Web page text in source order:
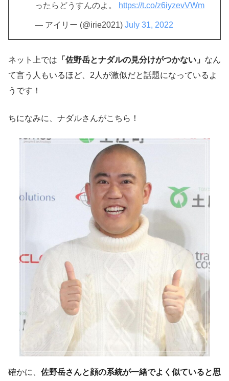
ったらどうすんのよ。
https://t.co/z6iyzevVWm
— アイリー (@irie2021) July 31, 2022
ネット上では 「佐野岳とナダルの見分けがつかない」 なん
て言う人もいるほど、2人が激似だと話題になっているよ
うです！
ちになみに、ナダルさんがこちら！
確かに、 佐野岳さんと顔の系統が一緒でよく似ていると思